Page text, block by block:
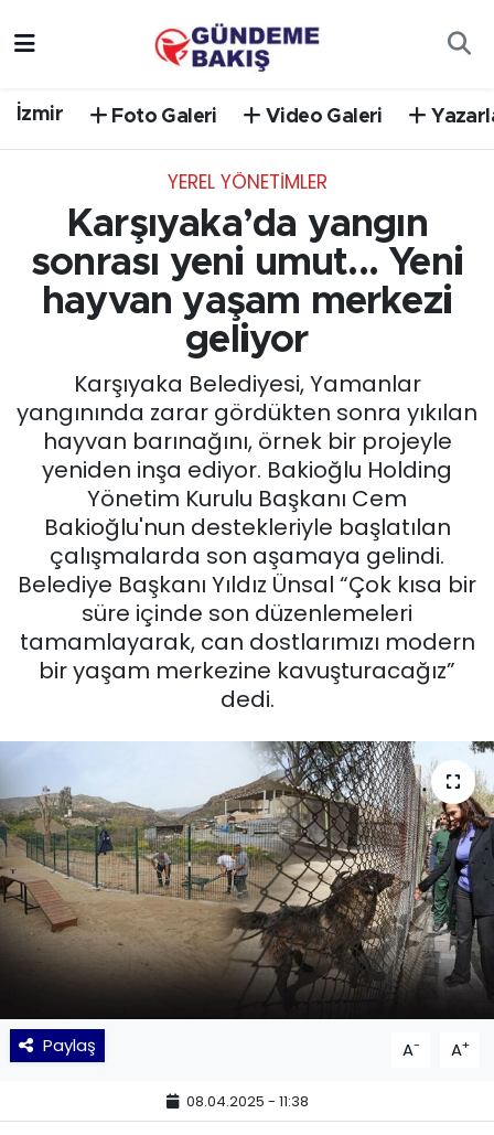
İzmir Foto Galeri Video Galeri
YEREL YÖNETİMLER
Karşıyaka’da yangın
sonrası yeni umut... Yeni
hayvan yaşam merkezi
geliyor
Karşıyaka Belediyesi, Yamanlar
yangınında zarar gördükten sonra yıkılan
hayvan barınağını, örnek bir projeyle
yeniden inşa ediyor. Bakioğlu Holding
Yönetim Kurulu Başkanı Cem
Bakioğlu'nun destekleriyle başlatılan
çalışmalarda son aşamaya gelindi.
Belediye Başkanı Yıldız Ünsal “Çok kısa bir
süre içinde son düzenlemeleri
tamamlayarak, can dostlarımızı modern
bir yaşam merkezine kavuşturacağız”
dedi.
Paylaş A- A+
08.04.2025 - 11:38
EGE
EĞİTİM
English News
GÜNCEL
KÜLTÜR SANAT
MAGAZİN
POLİTİKA
SPOR
TEKNOLOJİ
Yaşam
YEREL POLİTİKA
YEREL YÖNETİMLER
Trafik Durumu
Süper Lig Puan Durumu ve Fikstür
Tüm Manşetler
Son Dakika Haberleri
Haber Arşivi